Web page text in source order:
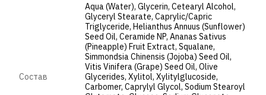
Состав
Aqua (Water), Glycerin, Cetearyl Alcohol,
Glyceryl Stearate, Caprylic/Capric
Triglyceride, Helianthus Annuus (Sunflower)
Seed Oil, Ceramide NP, Ananas Sativus
(Pineapple) Fruit Extract, Squalane,
Simmondsia Chinensis (Jojoba) Seed Oil,
Vitis Vinifera (Grape) Seed Oil, Olive
Glycerides, Xylitol, Xylitylglucoside,
Carbomer, Caprylyl Glycol, Sodium Stearoyl